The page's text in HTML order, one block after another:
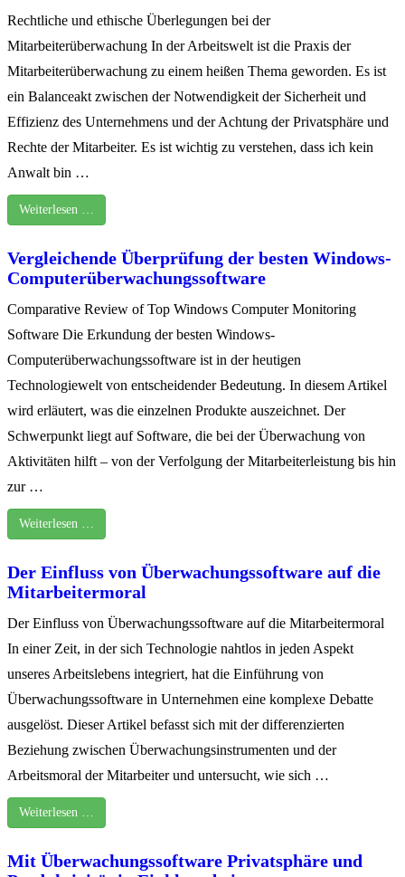
Rechtliche und ethische Überlegungen bei der
Mitarbeiterüberwachung In der Arbeitswelt ist die Praxis der
Mitarbeiterüberwachung zu einem heißen Thema geworden. Es ist
ein Balanceakt zwischen der Notwendigkeit der Sicherheit und
Effizienz des Unternehmens und der Achtung der Privatsphäre und
Rechte der Mitarbeiter. Es ist wichtig zu verstehen, dass ich kein
Anwalt bin …
Weiterlesen …
Vergleichende Überprüfung der besten Windows-
Computerüberwachungssoftware
Comparative Review of Top Windows Computer Monitoring
Software Die Erkundung der besten Windows-
Computerüberwachungssoftware ist in der heutigen
Technologiewelt von entscheidender Bedeutung. In diesem Artikel
wird erläutert, was die einzelnen Produkte auszeichnet. Der
Schwerpunkt liegt auf Software, die bei der Überwachung von
Aktivitäten hilft – von der Verfolgung der Mitarbeiterleistung bis hin
zur …
Weiterlesen …
Der Einfluss von Überwachungssoftware auf die
Mitarbeitermoral
Der Einfluss von Überwachungssoftware auf die Mitarbeitermoral
In einer Zeit, in der sich Technologie nahtlos in jeden Aspekt
unseres Arbeitslebens integriert, hat die Einführung von
Überwachungssoftware in Unternehmen eine komplexe Debatte
ausgelöst. Dieser Artikel befasst sich mit der differenzierten
Beziehung zwischen Überwachungsinstrumenten und der
Arbeitsmoral der Mitarbeiter und untersucht, wie sich …
Weiterlesen …
Mit Überwachungssoftware Privatsphäre und